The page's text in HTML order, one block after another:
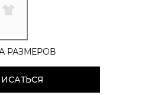
РАЗМЕРОВ